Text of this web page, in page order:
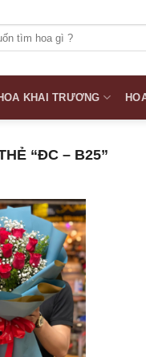
KHAI TRƯƠNG
“ĐC – B25”